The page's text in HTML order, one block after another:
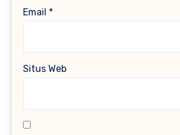
Email *
Situs Web